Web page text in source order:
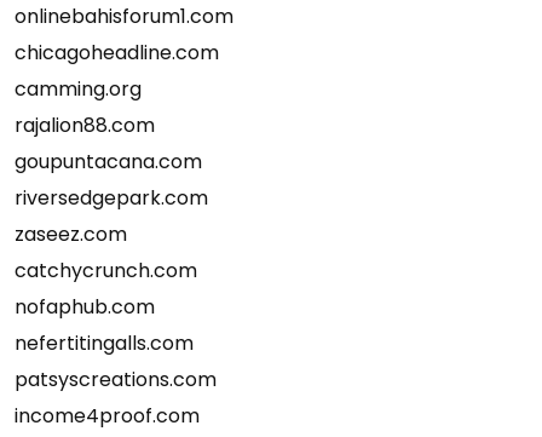
onlinebahisforum1.com
chicagoheadline.com
camming.org
rajalion88.com
goupuntacana.com
riversedgepark.com
zaseez.com
catchycrunch.com
nofaphub.com
nefertitingalls.com
patsyscreations.com
income4proof.com